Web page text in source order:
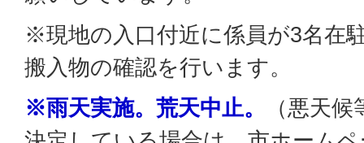
※現地の入口付近に係員が3名在
搬入物の確認を行います。
※雨天実施。荒天中止。
（悪天